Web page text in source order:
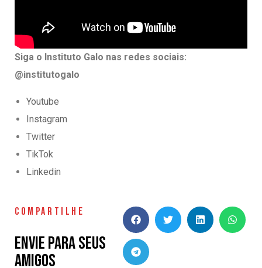
Siga o Instituto Galo nas redes sociais:
@institutogalo
Youtube
Instagram
Twitter
TikTok
Linkedin
COMPARTILHE
Envie para seus
amigos